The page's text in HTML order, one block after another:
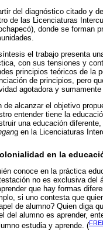
del diagnóstico citado y
de las Licenciaturas
donde se forman
el trabajo presenta
con sus tensiones y
principios teóricos de la
de principios, pero
agotadora y sumamente
de alcanzar el objetivo
entender tiene la
una educación
g en la Licenciaturas
en la
conoce en la práctica
no es exclusiva del
que hay formas
si uno contesta que
de alumno? Quien diga
del alumno es aprender,
estudia y aprende. (